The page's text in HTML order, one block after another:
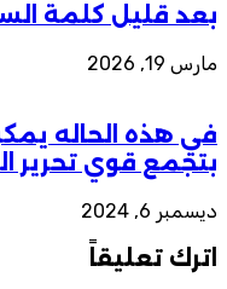
بعد قليل كلمة
مارس 19, 2026
في هذه الحاله
بتجمع قوي تحرير
ديسمبر 6, 2024
اترك تعليقاً